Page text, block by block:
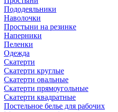
Пододеяльники
Наволочки
Простыни на резинке
Наперники
Пеленки
Одежда
Скатерти
Скатерти круглые
Скатерти овальные
Скатерти прямоугольные
Скатерти квадратные
Постельное белье для рабочих